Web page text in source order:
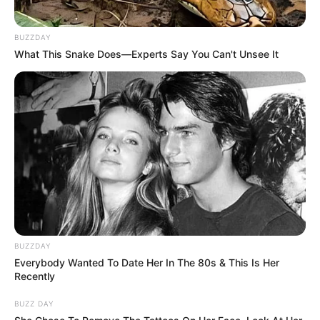
Αττική Οδός
BUZZDAY
What This Snake Does—Experts Say You Can't Unsee It
BUZZDAY
Everybody Wanted To Date Her In The 80s & This Is Her
Recently
BUZZ DAY